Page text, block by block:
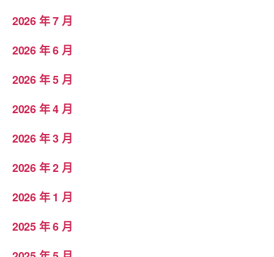
2026 年 7 月
2026 年 6 月
2026 年 5 月
2026 年 4 月
2026 年 3 月
2026 年 2 月
2026 年 1 月
2025 年 6 月